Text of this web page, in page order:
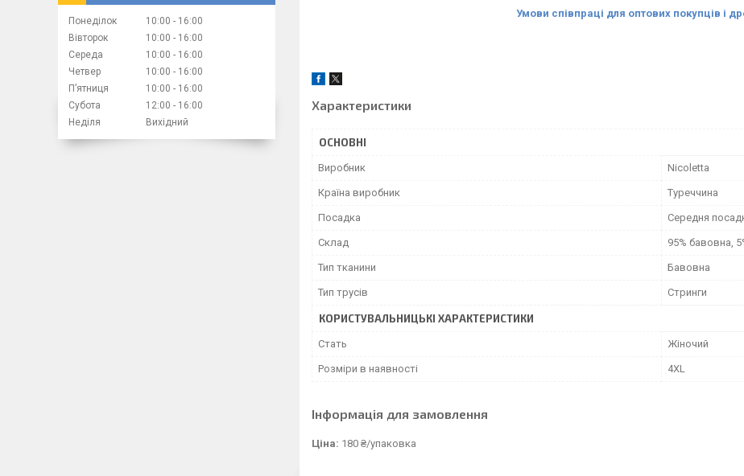
Умови співпраці для оптових покупців і
Характеристики
ОСНОВНІ
Виробник Nicoletta
Країна виробник Туреччина
Посадка Середня
Склад 95% бавовна,
Тип тканини Бавовна
Тип трусів Стринги
КОРИСТУВАЛЬНИЦЬКІ ХАРАКТЕРИСТИКИ
Cтать Жіночий
Розміри в наявності 4XL
Інформація для замовлення
Ціна: 180 ₴/упаковка
Понеділок 10:00
16:00
Вівторок
10:00
16:00
Середа
10:00
16:00
Четвер
10:00
16:00
Пʼятниця
10:00
16:00
Субота
12:00
16:00
Неділя
Вихідний